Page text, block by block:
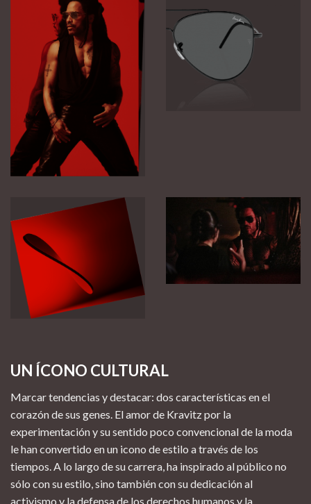
UN ÍCONO CULTURAL
Marcar tendencias y destacar: dos características en el
corazón de sus genes. El amor de Kravitz por la
experimentación y su sentido poco convencional de la moda
le han convertido en un icono de estilo a través de los
tiempos. A lo largo de su carrera, ha inspirado al público no
sólo con su estilo, sino también con su dedicación al
activismo y la defensa de los derechos humanos y la